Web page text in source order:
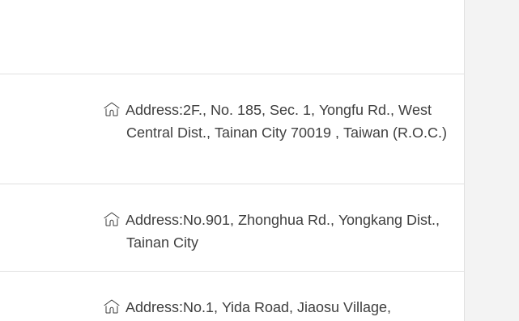
Address:2F., No. 185, Sec. 1, Yongfu Rd., West
Central Dist., Tainan City 70019 , Taiwan (R.O.C.)
Address:No.901, Zhonghua Rd., Yongkang Dist.,
Tainan City
Address:No.1, Yida Road, Jiaosu Village,